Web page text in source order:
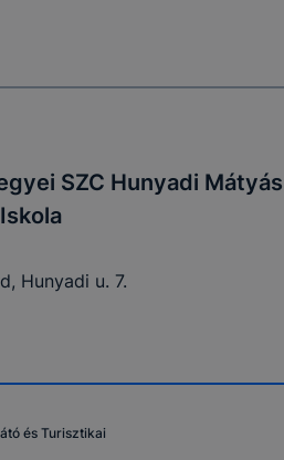
SZC Hunyadi
Hunyadi u. 7.
és Turisztikai